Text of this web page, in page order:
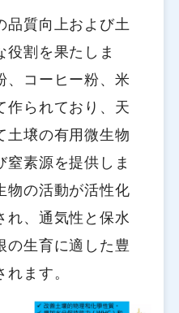
品質向上および土
役割を果たしま
、コーヒー粉、米
作られており、天
土壌の有用微生物
窒素源を提供しま
物の活動が活性化
れ、通気性と保水
の生育に適した豊
ます。